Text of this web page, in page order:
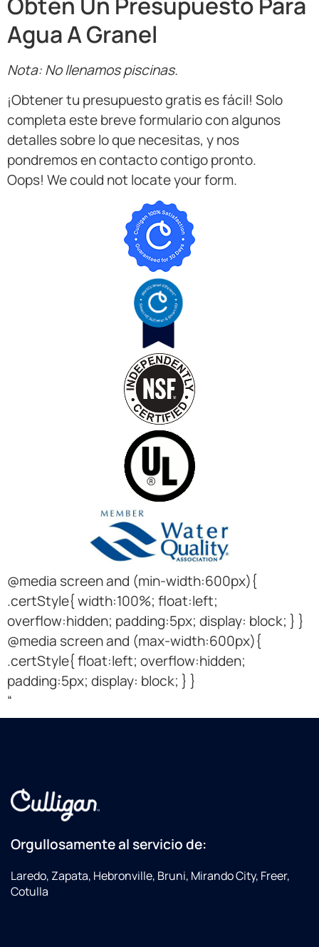
Agua A Granel
Nota: No llenamos piscinas.
¡Obtener tu presupuesto gratis es fácil! Solo
completa este breve formulario con algunos
detalles sobre lo que necesitas, y nos
pondremos en contacto contigo pronto.
Oops! We could not locate your form.
@media screen and (min-width:600px){
.certStyle{ width:100%; float:left;
overflow:hidden; padding:5px; display: block; } }
@media screen and (max-width:600px){
.certStyle{ float:left; overflow:hidden;
padding:5px; display: block; } }
“
Orgullosamente al servicio de:
Laredo, Zapata, Hebronville, Bruni, Mirando City, Freer,
Cotulla